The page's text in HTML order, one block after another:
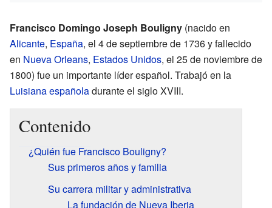
Francisco Domingo Joseph Bouligny (nacido en
Alicante, España, el 4 de septiembre de 1736 y fallecido
en Nueva Orleans, Estados Unidos, el 25 de noviembre de
1800) fue un importante líder español. Trabajó en la
Luisiana españoladurante el siglo XVIII.
Contenido
¿Quién fue Francisco Bouligny?
Sus primeros años y familia
Su carrera militar y administrativa
La fundación de Nueva Iberia